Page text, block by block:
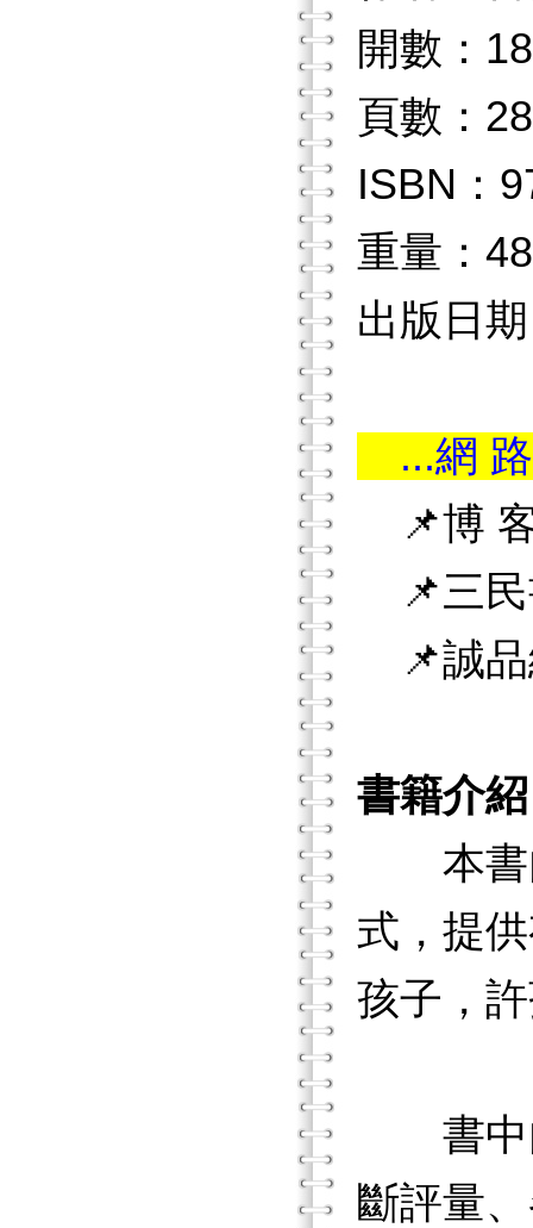
開數：18
頁數：
ISBN：
重量：
出版日
...網
📌博
📌三民
📌誠品
書籍介紹
本書內
式，提
孩子，
書中內
斷評量